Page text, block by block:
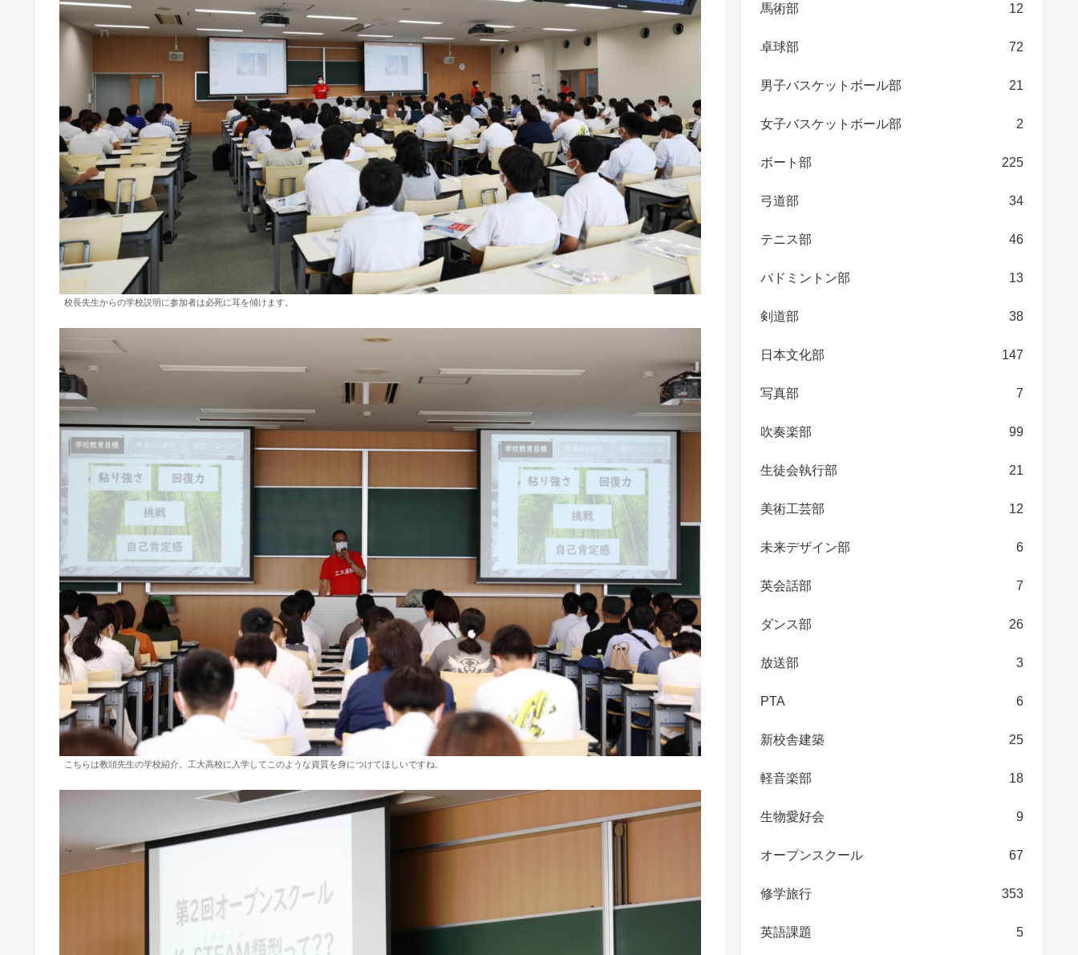
校長先生からの学校説明に参加者は必死に耳を傾けます。
こちらは教頭先生の学校紹介。工大高校に入学してこのような資質を身につけてほしいですね。
馬術部 12
卓球部 72
男子バスケットボール部 21
女子バスケットボール部 2
ボート部 225
弓道部 34
テニス部 46
バドミントン部 13
剣道部 38
日本文化部 147
写真部 7
吹奏楽部 99
生徒会執行部 21
美術工芸部 12
未来デザイン部 6
英会話部 7
ダンス部 26
放送部 3
PTA 6
新校舎建築 25
軽音楽部 18
生物愛好会 9
オープンスクール 67
修学旅行 353
英語課題 5